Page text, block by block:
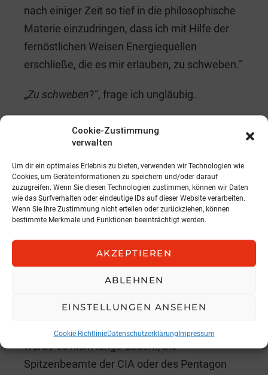
Cookie-Zustimmung
verwalten
Um dir ein optimales Erlebnis zu bieten, verwenden wir Technologien wie
Cookies, um Geräteinformationen zu speichern und/oder darauf
zuzugreifen. Wenn Sie diesen Technologien zustimmen, können wir Daten
wie das Surfverhalten oder eindeutige IDs auf dieser Website verarbeiten.
Wenn Sie Ihre Zustimmung nicht erteilen oder zurückziehen, können
bestimmte Merkmale und Funktionen beeinträchtigt werden.
AKZEPTIEREN
ABLEHNEN
EINSTELLUNGEN ANSEHEN
Cookie-RichtlinieDatenschutzerklärungImpressum
nach einiger Zeit so tief in die philosophische
Materie einzudringen, dass ich mit Hilfe der
fernöstlichen Weisen Energiequellen
erschließe, die es mir erlauben, zu schweben.“
„Zu schweben?“, frage ich ungläubig.
„Ganz recht“, erwidert Kurt. „Ich sitze da, so
wie jetzt, die Füße überkreuzt, und mit reiner
Gedankenkraft überwinde ich die Schwerkraft
und schwebe ein, zwei Meter über dem
Boden.“
„Das wäre ein Wunder!“, rufe ich prompt.
„Ein Wunder in der Tat“, antwortet Kurt. „Stell
dir nur vor: Mit der Fähigkeit zu schweben
der Super-Stargast und in Hollywood würden
sie sich um mich reißen. Und vermutlich
würde es nicht lange dauern, bis
Spitzenbeamte der CIA oder des Pentagon